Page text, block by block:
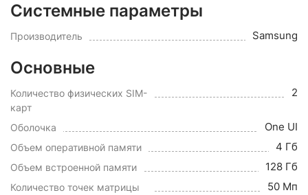
Системные параметры
Производитель Samsung
Основные
Количество физических SIM-
карт
2
Оболочка One UI
Объем оперативной памяти 4 Гб
Объем встроенной памяти 128 Гб
Количество точек матрицы
50 Мп